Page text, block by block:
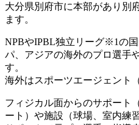
大分県別府市に本部があり別
ます。
NPBやIPBL独立リーグ※1の
パ、アジアの海外のプロ選手
す。
海外はスポーツエージェント
フィジカル面からのサポート
ート）や施設（球場、室内練